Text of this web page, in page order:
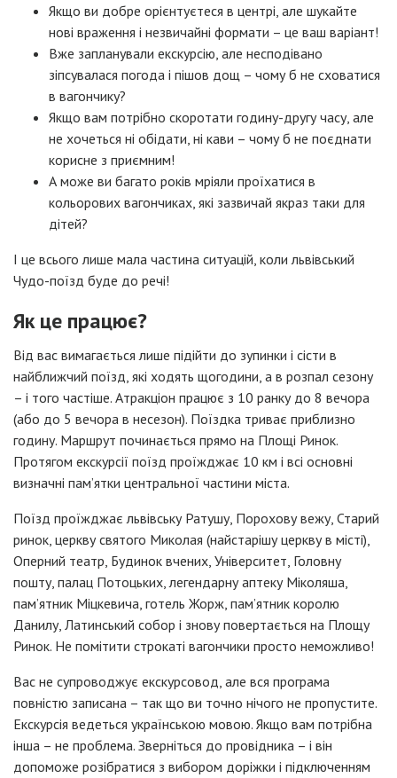
Якщо ви добре орієнтуєтеся в центрі, але шукайте
нові враження і незвичайні формати – це ваш варіант!
Вже запланували екскурсію, але несподівано
зіпсувалася погода і пішов дощ – чому б не сховатися
в вагончику?
Якщо вам потрібно скоротати годину-другу часу, але
не хочеться ні обідати, ні кави – чому б не поєднати
корисне з приємним!
А може ви багато років мріяли проїхатися в
кольорових вагончиках, які зазвичай якраз таки для
дітей?
І це всього лише мала частина ситуацій, коли львівський
Чудо-поїзд буде до речі!
Як це працює?
Від вас вимагається лише підійти до зупинки і сісти в
найближчий поїзд, які ходять щогодини, а в розпал сезону
– і того частіше. Атракціон працює з 10 ранку до 8 вечора
(або до 5 вечора в несезон). Поїздка триває приблизно
годину. Маршрут починається прямо на Площі Ринок.
Протягом екскурсії поїзд проїжджає 10 км і всі основні
визначні пам’ятки центральної частини міста.
Поїзд проїжджає львівську Ратушу, Порохову вежу, Старий
ринок, церкву святого Миколая (найстарішу церкву в місті),
Оперний театр, Будинок вчених, Університет, Головну
пошту, палац Потоцьких, легендарну аптеку Міколяша,
пам’ятник Міцкевича, готель Жорж, пам’ятник королю
Данилу, Латинський собор і знову повертається на Площу
Ринок. Не помітити строкаті вагончики просто неможливо!
Вас не супроводжує екскурсовод, але вся програма
повністю записана – так що ви точно нічого не пропустите.
Екскурсія ведеться українською мовою. Якщо вам потрібна
інша – не проблема. Зверніться до провідника – і він
допоможе розібратися з вибором доріжки і підключенням